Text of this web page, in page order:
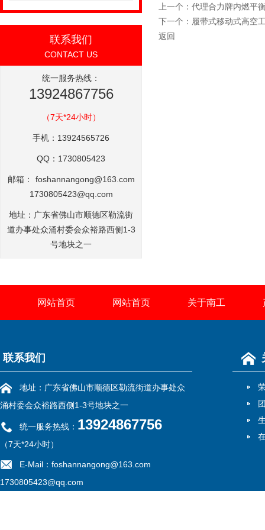
联系我们
CONTACT US
统一服务热线：
13924867756
（7天*24小时）
手机：13924565726
QQ：1730805423
邮箱：
foshannangong@163.com
1730805423@qq.com
地址：广东省佛山市顺德区勒流街
道办事处众涌村委会众裕路西侧1-3
号地块之一
上一个： 代理合力牌内燃平
下一个： 履带式移动式高空
返回
网站首页 网站首页 关于南工
联系我们
地址：广东省佛山市顺德区勒流街道办事处众
涌村委会众裕路西侧1-3号地块之一
统一服务热线： 13924867756
（7天*24小时）
E-Mail：foshannangong@163.com
1730805423@qq.com